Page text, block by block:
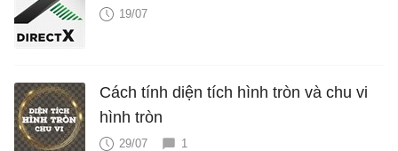
19/07
Cách tính diện tích hình tròn và chu vi
hình tròn
29/07 1